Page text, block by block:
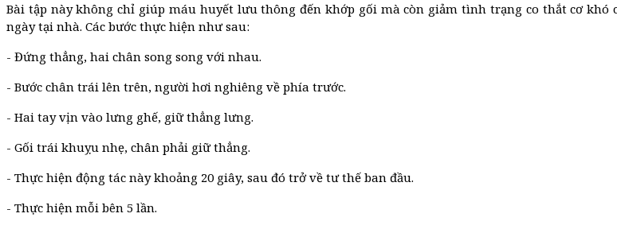
Bài tập này không chỉ giúp máu huyết lưu thông đến khớp gối mà còn giảm tình trạng co thắt cơ khó
ngày tại nhà. Các bước thực hiện như sau:
- Đứng thẳng, hai chân song song với nhau.
- Bước chân trái lên trên, người hơi nghiêng về phía trước.
- Hai tay vịn vào lưng ghế, giữ thẳng lưng.
- Gối trái khuỵu nhẹ, chân phải giữ thẳng.
- Thực hiện động tác này khoảng 20 giây, sau đó trở về tư thế ban đầu.
- Thực hiện mỗi bên 5 lần.